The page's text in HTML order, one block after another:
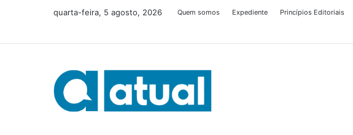
quarta-feira, 5 agosto, 2026 Quem somos Expediente Princípios Editoriais